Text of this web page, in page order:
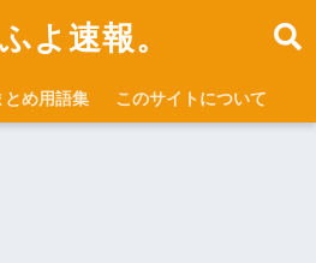
よ速報。
とめ用語集 このサイトについて